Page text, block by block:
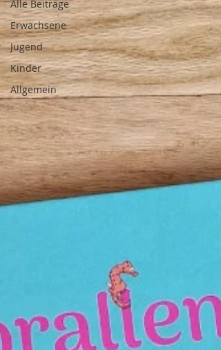
Alle Beiträge
Erwachsene
Jugend
Kinder
Allgemein